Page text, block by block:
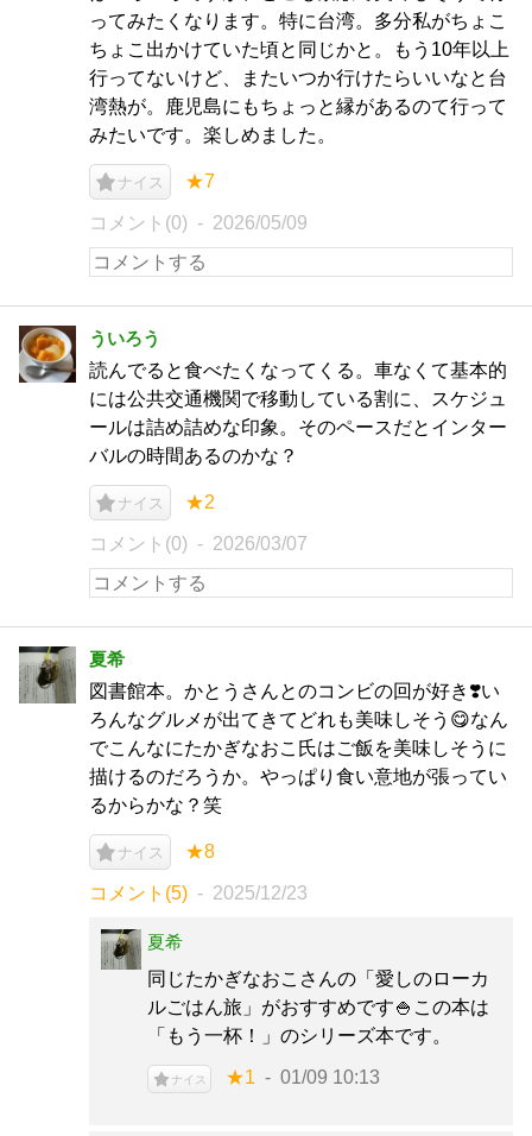
ってみたくなります。特に台湾。多分私がちょこ
ちょこ出かけていた頃と同じかと。もう10年以上
行ってないけど、またいつか行けたらいいなと台
湾熱が。鹿児島にもちょっと縁があるのて行って
みたいです。楽しめました。
ナイス ★7
コメント(0) 2026/05/09
ういろう
読んでると食べたくなってくる。車なくて基本的
には公共交通機関で移動している割に、スケジュ
ールは詰め詰めな印象。そのペースだとインター
バルの時間あるのかな？
ナイス ★2
コメント(0) 2026/03/07
夏希
図書館本。かとうさんとのコンビの回が好き❣️い
ろんなグルメが出てきてどれも美味しそう😋なん
でこんなにたかぎなおこ氏はご飯を美味しそうに
描けるのだろうか。やっぱり食い意地が張ってい
るからかな？笑
ナイス ★8
コメント(5) 2025/12/23
夏希
同じたかぎなおこさんの「愛しのローカ
ルごはん旅」がおすすめです🍚この本は
「もう一杯！」のシリーズ本です。
ナイス ★1 01/09 10:13